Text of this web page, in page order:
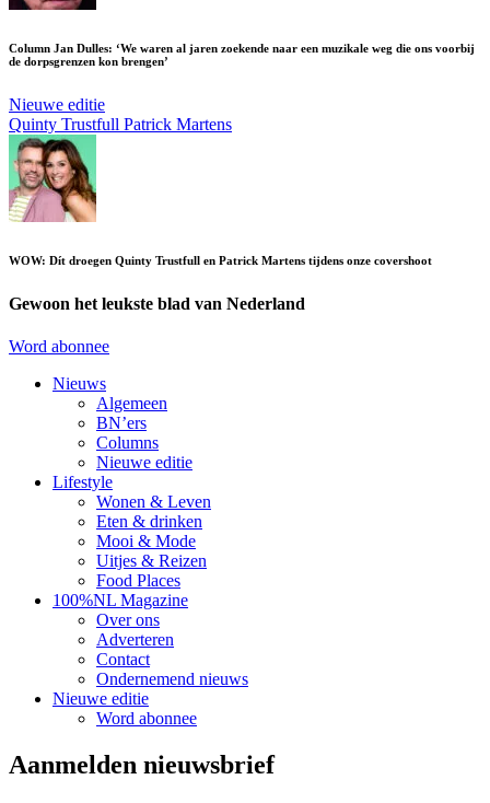
Column Jan Dulles: ‘We waren al jaren zoekende naar een muzikale weg die ons voorbij
de dorpsgrenzen kon brengen’
Nieuwe editie
Quinty Trustfull Patrick Martens
WOW: Dít droegen Quinty Trustfull en Patrick Martens tijdens onze covershoot
Gewoon het leukste blad van Nederland
Word abonnee
Nieuws
Algemeen
BN’ers
Columns
Nieuwe editie
Lifestyle
Wonen & Leven
Eten & drinken
Mooi & Mode
Uitjes & Reizen
Food Places
100%NL Magazine
Over ons
Adverteren
Contact
Ondernemend nieuws
Nieuwe editie
Word abonnee
Aanmelden nieuwsbrief